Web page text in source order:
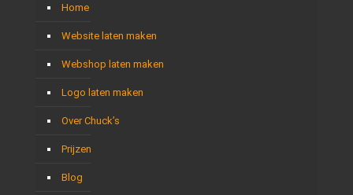
Home
Website laten maken
Webshop laten maken
Logo laten maken
Over Chuck’s
Prijzen
Blog